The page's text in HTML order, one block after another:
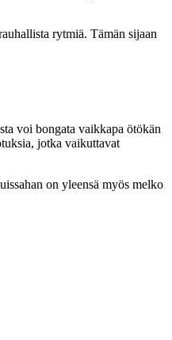
rytmiä. Tämän sijaan
sta voi bongata vaikkapa ötökän
jotka vaikuttavat
on yleensä myös melko